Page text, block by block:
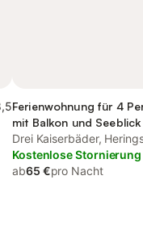
Ferienwohnung für 4
mit Balkon und Seeblick
Drei Kaiserbäder,
Kostenlose Stornierung
ab65 €pro Nacht